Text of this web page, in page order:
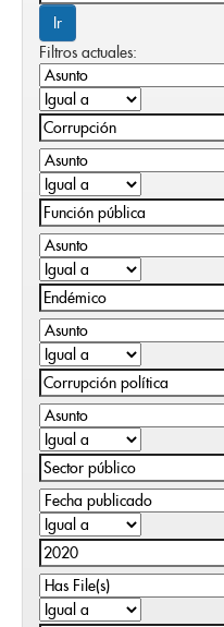
Filtros actuales: